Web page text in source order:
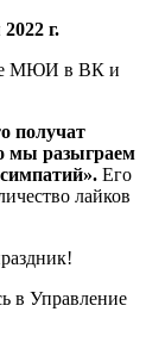
г.
МЮИ в ВК и
получат
мы разыграем
Его
лайков
в Управление